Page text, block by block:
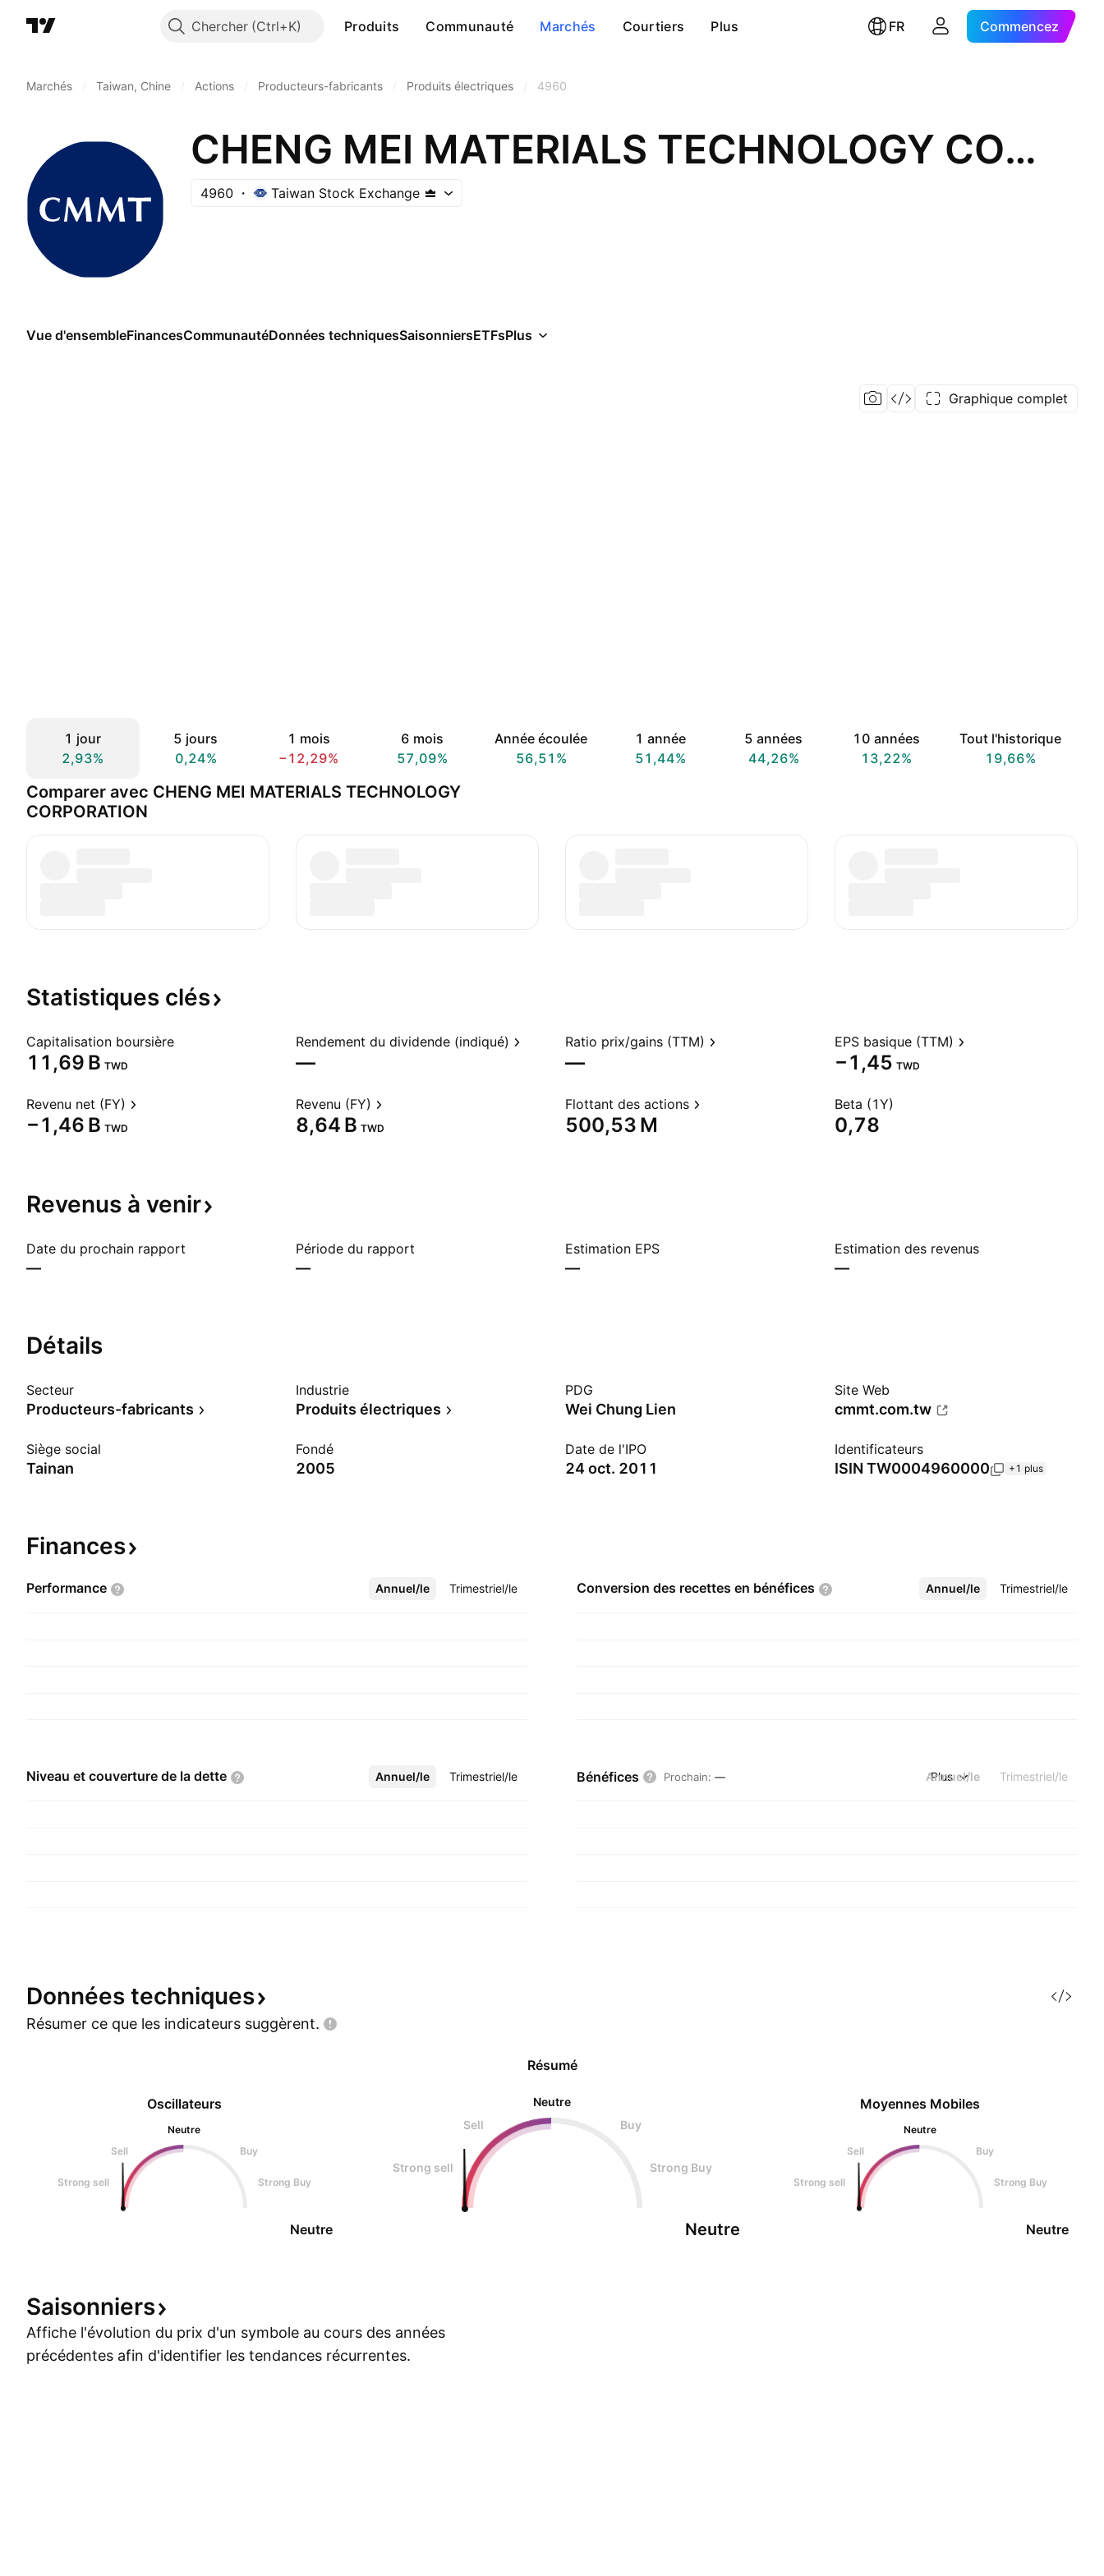
Chercher Produits Communauté Marchés Courtiers Plus FR Commencez
Marchés Taiwan, Chine Actions Producteurs-fabricants Produits électriques 4960
CHENG MEI MATERIALS TECHNOLOGY CORPORATION
4960 Taiwan Stock Exchange
Vue d'ensembleFinancesCommunautéDonnées techniquesSaisonniersETFsPlus
Graphique complet
1 jour
2,93%
5 jours
0,24%
1 mois
−12,29%
6 mois
57,09%
Année écoulée
56,51%
1 année
51,44%
5 années
44,26%
10 années
13,22%
Tout l'historique
19,66%
Comparer avec CHENG MEI MATERIALS TECHNOLOGY
CORPORATION
Statistiques clés
Capitalisation boursière
‪11,69 B‬ TWD
Rendement du dividende (indiqué)
—
Ratio prix/gains (TTM)
—
EPS basique (TTM)
−1,45 TWD
Revenu net (FY)
‪−1,46 B‬ TWD
Revenu (FY)
‪8,64 B‬ TWD
Flottant des actions
‪500,53 M‬
Beta (1Y)
0,78
Revenus à venir
Date du prochain rapport
—
Période du rapport
—
Estimation EPS
—
Estimation des revenus
—
Détails
Secteur
Producteurs-fabricants
Industrie
Produits électriques
PDG
Wei Chung Lien
Site Web
cmmt.com.tw
Siège social
Tainan
Fondé
2005
Date de l'IPO
24 oct. 2011
Identificateurs
ISIN TW0004960000 +1 plus
Finances
Performance Annuel/le Trimestriel/le
Plus Conversion des recettes en bénéfices Annuel/le Trimestriel/le
Plus
Niveau et couverture de la dette Annuel/le Trimestriel/le
Plus Bénéfices Prochain: — Annuel/le Trimestriel/le
Plus
Données techniques
Résumer ce que les indicateurs suggèrent.
Oscillateurs
Neutre
Sell
Buy
Strong sell Strong Buy
Neutre
Résumé
Neutre
Sell
Buy
Strong sell Strong Buy
Neutre
Moyennes Mobiles
Neutre
Sell
Buy
Strong sell Strong Buy
Neutre
Saisonniers
Affiche l'évolution du prix d'un symbole au cours des années
précédentes afin d'identifier les tendances récurrentes.